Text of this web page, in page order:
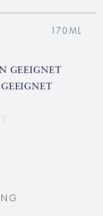
170ML
GEEIGNET